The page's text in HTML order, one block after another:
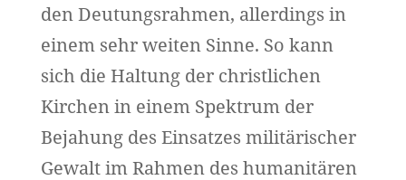
den Deutungsrahmen, allerdings in
einem sehr weiten Sinne. So kann
sich die Haltung der christlichen
Kirchen in einem Spektrum der
Bejahung des Einsatzes militärischer
Gewalt im Rahmen des humanitären